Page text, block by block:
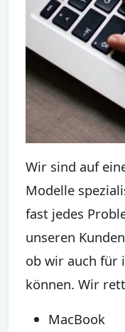
Wir sind auf
Modelle
fast jedes
unseren
ob wir auch für
können. Wir
MacBook